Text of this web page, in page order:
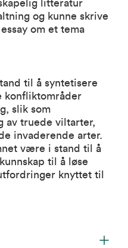
litteratur
og kunne skrive
om et tema
til å syntetisere
konfliktområder
slik som
av truede viltarter,
invaderende arter.
være i stand til å
til å løse
knyttet til